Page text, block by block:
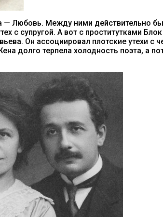
— Любовь. Между ними действительно
с супругой. А вот с проститутками
Он ассоциировал плотские утехи с
долго терпела холодность поэта, а